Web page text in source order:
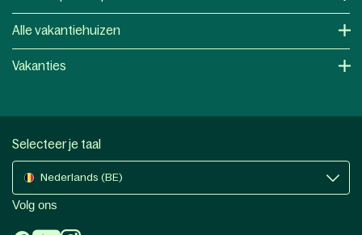
Alle vakantiehuizen
Vakanties
Selecteer je taal
Nederlands (BE)
Volg ons